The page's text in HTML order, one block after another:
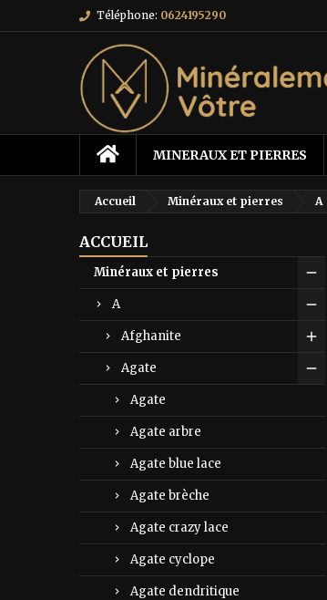
Téléphone: 0624195290
MINERAUX ET PIERRES
Accueil Minéraux et pierres A
ACCUEIL
Minéraux et pierres
A
Afghanite
Agate
Agate
Agate arbre
Agate blue lace
Agate brèche
Agate crazy lace
Agate cyclope
Agate dendritique